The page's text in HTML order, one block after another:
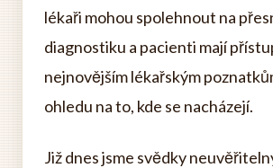
lékaři mohou spolehnout na
diagnostiku a pacienti mají
nejnovějším lékařským
ohledu na to, kde se nacházejí.
Již dnes jsme svědky